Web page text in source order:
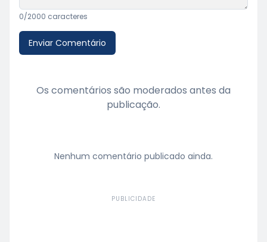
0/2000 caracteres
Enviar Comentário
Os comentários são moderados antes da
publicação.
Nenhum comentário publicado ainda.
PUBLICIDADE